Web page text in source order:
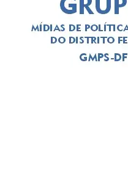
Critérios para solicitar o
⇒ Possuir medida